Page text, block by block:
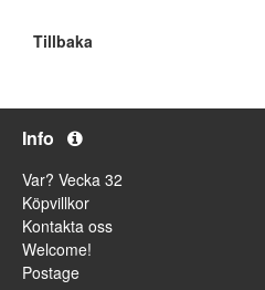
Tillbaka
Info
Var? Vecka 32
Köpvillkor
Kontakta oss
Welcome!
Postage